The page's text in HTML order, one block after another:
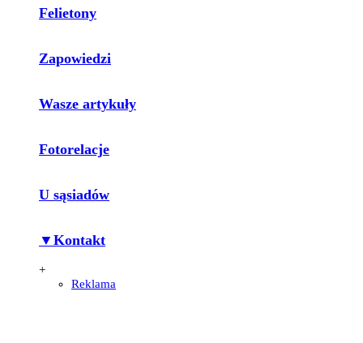
Felietony
Zapowiedzi
Wasze artykuły
Fotorelacje
U sąsiadów
▼Kontakt
+
Reklama